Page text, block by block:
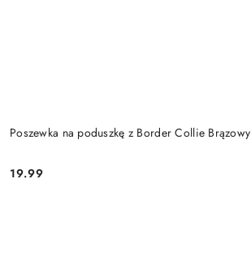
Poszewka na poduszkę z Border Collie Brązowy
Cena:
19.99